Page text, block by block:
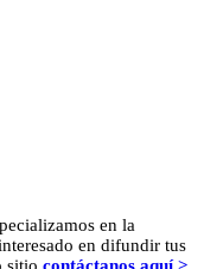
en la
en difundir tus